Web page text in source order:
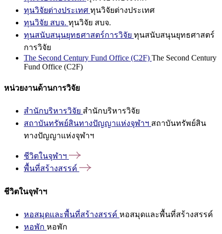
ทุนวิจัยต่างประเทศ ทุนวิจัยต่างประเทศ
ทุนวิจัย สบจ. ทุนวิจัย สบจ.
ทุนสนับสนุนยุทธศาสตร์การวิจัย ทุนสนับสนุนยุทธศาสตร์
การวิจัย
The Second Century Fund Office (C2F) The Second Century
Fund Office (C2F)
หน่วยงานด้านการวิจัย
สำนักบริหารวิจัย สำนักบริหารวิจัย
สถาบันทรัพย์สินทางปัญญาแห่งจุฬาฯ สถาบันทรัพย์สิน
ทางปัญญาแห่งจุฬาฯ
ชีวิตในจุฬาฯ
พื้นที่สร้างสรรค์
ชีวิตในจุฬาฯ
หอสมุดและพื้นที่สร้างสรรค์ หอสมุดและพื้นที่สร้างสรรค์
หอพัก หอพัก